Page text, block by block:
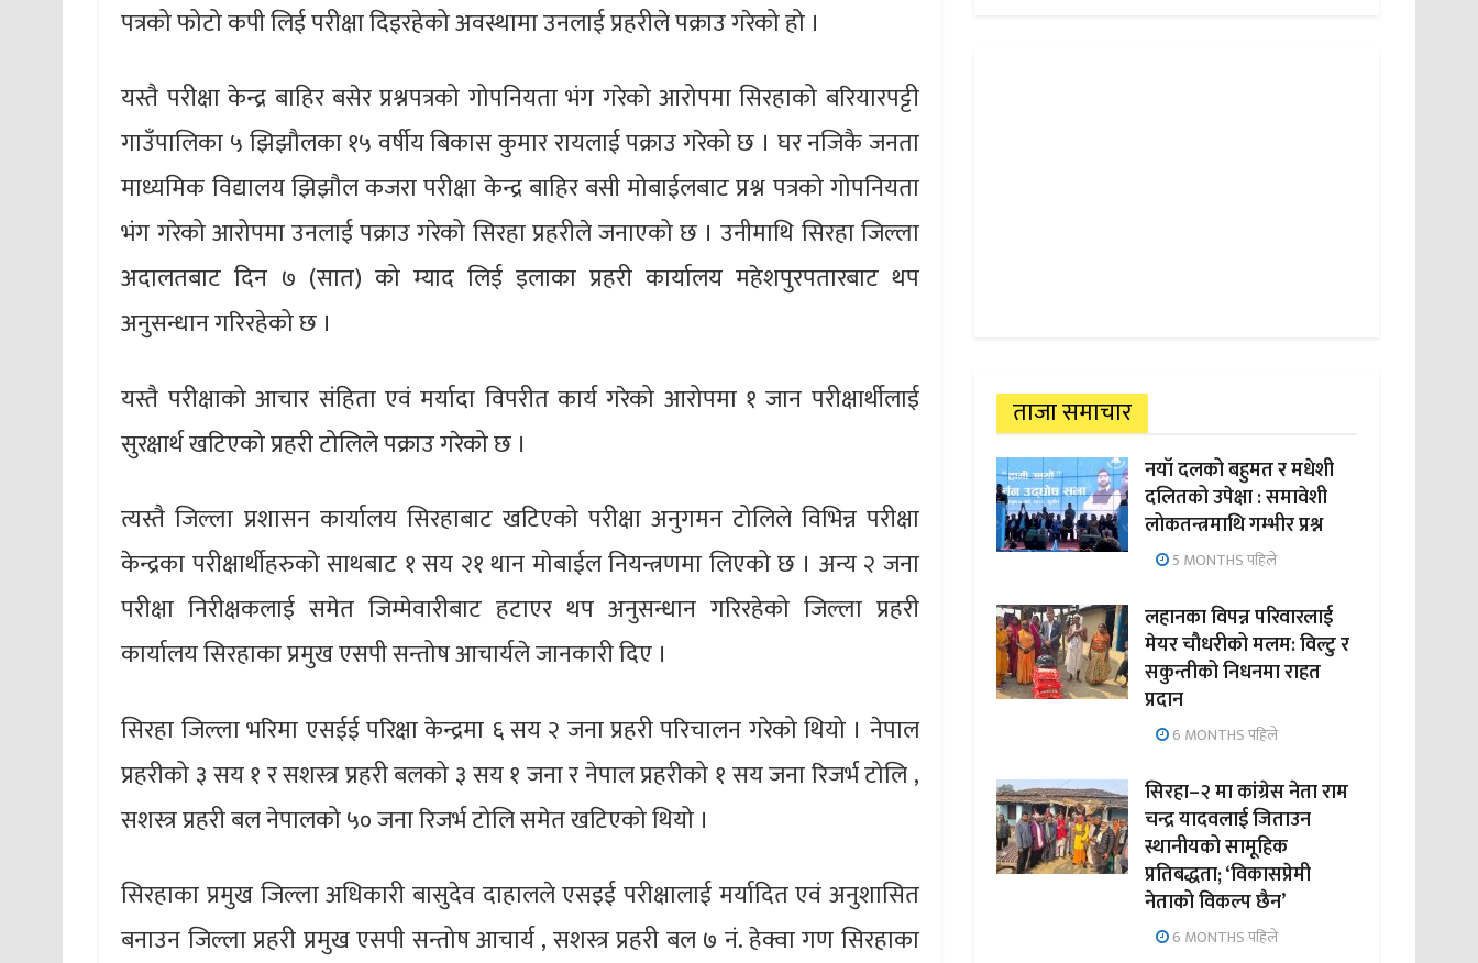
पत्रको फोटो कपी लिई परीक्षा दिइरहेको अवस्थामा उनलाई प्रहरीले पक्राउ गरेको हो ।
यस्तै परीक्षा केन्द्र बाहिर बसेर प्रश्नपत्रको गोपनियता भंग गरेको आरोपमा सिरहाको बरियारपट्टी
गाउँपालिका ५ झिझौलका १५ वर्षीय बिकास कुमार रायलाई पक्राउ गरेको छ । घर नजिकै जनता
माध्यमिक विद्यालय झिझौल कजरा परीक्षा केन्द्र बाहिर बसी मोबाईलबाट प्रश्न पत्रको गोपनियता
भंग गरेको आरोपमा उनलाई पक्राउ गरेको सिरहा प्रहरीले जनाएको छ । उनीमाथि सिरहा जिल्ला
अदालतबाट दिन ७ (सात) को म्याद लिई इलाका प्रहरी कार्यालय महेशपुरपतारबाट थप
अनुसन्धान गरिरहेको छ ।
यस्तै परीक्षाको आचार संहिता एवं मर्यादा विपरीत कार्य गरेको आरोपमा १ जान परीक्षार्थीलाई
सुरक्षार्थ खटिएको प्रहरी टोलिले पक्राउ गरेको छ ।
त्यस्तै जिल्ला प्रशासन कार्यालय सिरहाबाट खटिएको परीक्षा अनुगमन टोलिले विभिन्न परीक्षा
केन्द्रका परीक्षार्थीहरुको साथबाट १ सय २१ थान मोबाईल नियन्त्रणमा लिएको छ । अन्य २ जना
परीक्षा निरीक्षकलाई समेत जिम्मेवारीबाट हटाएर थप अनुसन्धान गरिरहेको जिल्ला प्रहरी
कार्यालय सिरहाका प्रमुख एसपी सन्तोष आचार्यले जानकारी दिए ।
सिरहा जिल्ला भरिमा एसईई परिक्षा केन्द्रमा ६ सय २ जना प्रहरी परिचालन गरेको थियो । नेपाल
प्रहरीको ३ सय १ र सशस्त्र प्रहरी बलको ३ सय १ जना र नेपाल प्रहरीको १ सय जना रिजर्भ टोलि ,
सशस्त्र प्रहरी बल नेपालको ५० जना रिजर्भ टोलि समेत खटिएको थियो ।
सिरहाका प्रमुख जिल्ला अधिकारी बासुदेव दाहालले एसइई परीक्षालाई मर्यादित एवं अनुशासित
बनाउन जिल्ला प्रहरी प्रमुख एसपी सन्तोष आचार्य , सशस्त्र प्रहरी बल ७ नं. हेक्वा गण सिरहाका
ताजा समाचार
नयाँ दलको बहुमत र मधेशी
दलितको उपेक्षा : समावेशी
लोकतन्त्रमाथि गम्भीर प्रश्न
5 MONTHS पहिले
लहानका विपन्न परिवारलाई
मेयर चौधरीको मलम: विल्टु र
सकुन्तीको निधनमा राहत
प्रदान
6 MONTHS पहिले
सिरहा–२ मा कांग्रेस नेता राम
चन्द्र यादवलाई जिताउन
स्थानीयको सामूहिक
प्रतिबद्धता; ‘विकासप्रेमी
नेताको विकल्प छैन’
6 MONTHS पहिले